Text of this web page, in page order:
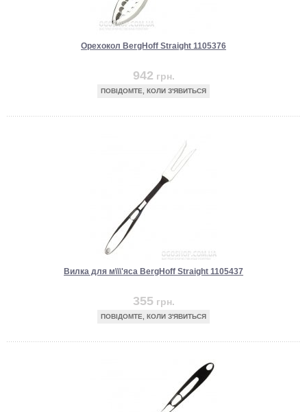
Орехокол BergHoff Straight 1105376
942 грн.
ПОВІДОМТЕ, КОЛИ З'ЯВИТЬСЯ
Вилка для м\\\'яса BergHoff Straight 1105437
355 грн.
ПОВІДОМТЕ, КОЛИ З'ЯВИТЬСЯ